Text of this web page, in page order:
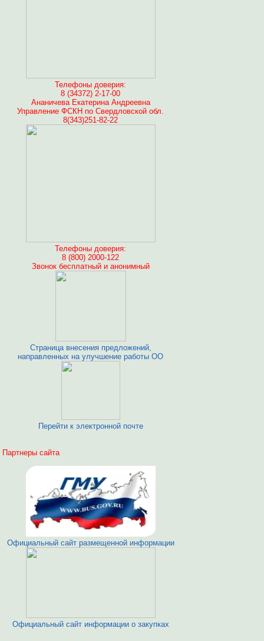
Телефоны доверия:
8 (34372) 2-17-00
Ананичева Екатерина Андреевна
Управление ФСКН по Свердловской обл.
8(343)251-82-22
Телефоны доверия:
8 (800) 2000-122
Звонок бесплатный и анонимный
Страница внесения предложений,
направленных на улучшение работы ОО
Перейти к электронной почте
Партнеры сайта
Официальный сайт размещенной информации
Официальный сайт информации о закупках